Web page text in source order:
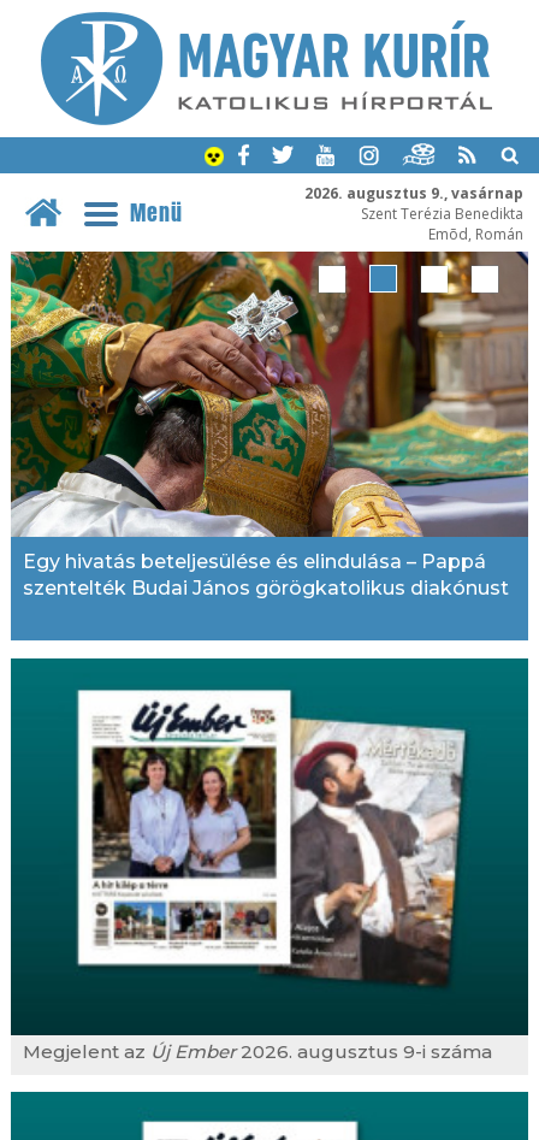
2026. augusztus 9., vasárnap
Szent Terézia Benedikta
Emõd, Román
Menü
Egy hivatás beteljesülése és elindulása – Pappá
szentelték Budai János görögkatolikus diakónust
Megjelent az Új Ember2026. augusztus 9-i száma